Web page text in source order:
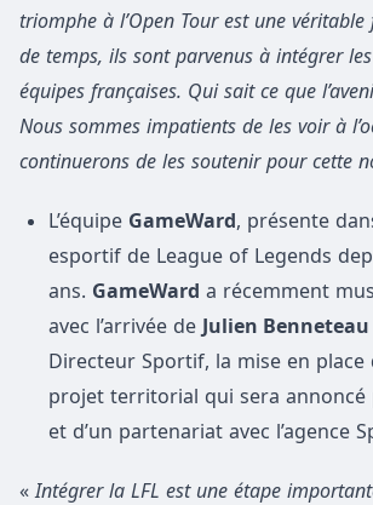
triomphe à l’Open Tour est une
de temps, ils sont parvenus à intégrer
équipes françaises. Qui sait ce que
Nous sommes impatients de les voir à
continuerons de les soutenir pour cette
L’équipe GameWard, présente
esportif de League of Legends
ans. GameWard a récemment
avec l’arrivée de Julien Benneteau
Directeur Sportif, la mise en place
projet territorial qui sera annoncé
et d’un partenariat avec l’agence
«Intégrer la LFL est une étape